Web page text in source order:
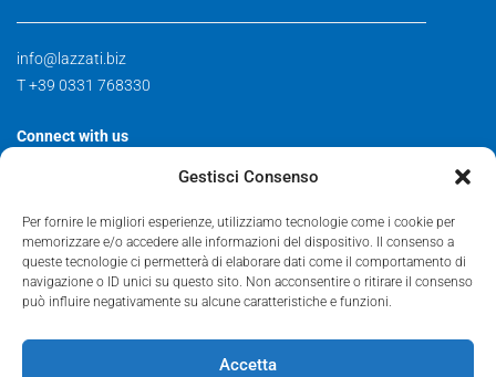
Gestisci Consenso
Per fornire le migliori esperienze, utilizziamo tecnologie come i cookie per
memorizzare e/o accedere alle informazioni del dispositivo. Il consenso a
queste tecnologie ci permetterà di elaborare dati come il comportamento di
navigazione o ID unici su questo sito. Non acconsentire o ritirare il consenso
può influire negativamente su alcune caratteristiche e funzioni.
Accetta
info@lazzati.biz
T +39 0331 768330
Connect with us
Facebook
Instagram